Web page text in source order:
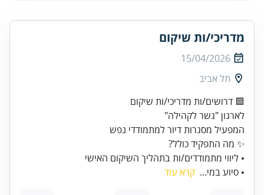
מדריכי/ות שיקום
15/04/2026
תל אביב
• ליווי מתמודדים/ות בתהליך השיקום האישי
• סיוע במי... קרא עוד